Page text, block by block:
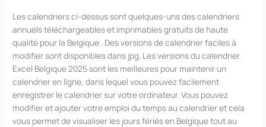
Les calendriers ci-dessus sont quelques-uns des calendriers
annuels téléchargeables et imprimables gratuits de haute
qualité pour la Belgique . Des versions de calendrier faciles à
modifier sont disponibles dans jpg. Les versions du calendrier
Excel Belgique 2025 sont les meilleures pour maintenir un
calendrier en ligne, dans lequel vous pouvez facilement
enregistrer le calendrier sur votre ordinateur. Vous pouvez
modifier et ajouter votre emploi du temps au calendrier et cela
vous permet de visualiser les jours fériés en Belgique tout au